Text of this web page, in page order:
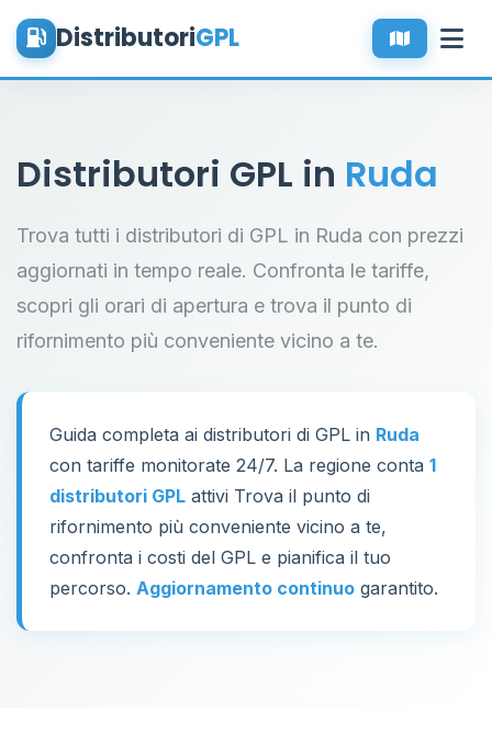
DistributoriGPL
Distributori GPL in Ruda
Trova tutti i distributori di GPL in Ruda con prezzi
aggiornati in tempo reale. Confronta le tariffe,
scopri gli orari di apertura e trova il punto di
rifornimento più conveniente vicino a te.
Guida completa ai distributori di GPL in Ruda
con tariffe monitorate 24/7. La regione conta 1
distributori GPL attivi Trova il punto di
rifornimento più conveniente vicino a te,
confronta i costi del GPL e pianifica il tuo
percorso. Aggiornamento continuo garantito.